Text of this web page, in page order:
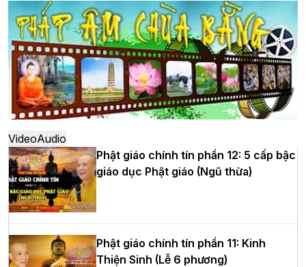
dựng Trung tâm văn hóa Phật giáo Thủ
đô
Hà Nội: Ngày tu học cuối cùng khép lại
khóa sinh hoạt Phật pháp mùa hè lần
thứ XIV tại chùa Bằng
Học yêu thương trong ngày tu tập thứ
tư của Khóa sinh hoạt Phật pháp mùa
hè tại chùa Bằng
VideoAudio
Phật giáo chính tín phần 12: 5 cấp bậc
giáo dục Phật giáo (Ngũ thừa)
Phật giáo chính tín phần 11: Kinh
Thiện Sinh (Lễ 6 phương)